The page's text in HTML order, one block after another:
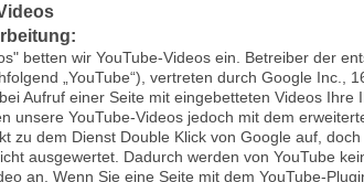
betten wir YouTube-Videos ein. Betreiber der
„YouTube“), vertreten durch Google Inc.,
Aufruf einer Seite mit eingebetteten Videos
unsere YouTube-Videos jedoch mit dem
zu dem Dienst Double Klick von Google auf,
ausgewertet. Dadurch werden von YouTube
an. Wenn Sie eine Seite mit dem YouTube-